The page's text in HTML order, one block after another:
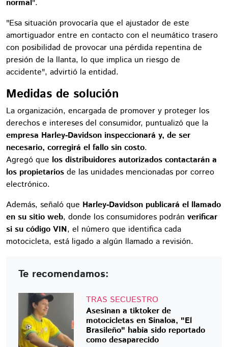
normal".
"Esa situación provocaría que el ajustador de este
amortiguador entre en contacto con el neumático trasero
con posibilidad de provocar una pérdida repentina de
presión de la llanta, lo que implica un riesgo de
accidente", advirtió la entidad.
Medidas de solución
La organización, encargada de promover y proteger los
derechos e intereses del consumidor, puntualizó que la
empresa Harley-Davidson inspeccionará y, de ser
necesario, corregirá el fallo sin costo.
Agregó que los distribuidores autorizados contactarán a
los propietarios de las unidades mencionadas por correo
electrónico.
Además, señaló que Harley-Davidson publicará el llamado
en su sitio web, donde los consumidores podrán verificar
si su código VIN, el número que identifica cada
motocicleta, está ligado a algún llamado a revisión.
Te recomendamos:
TRAS SECUESTRO
Asesinan a tiktoker de
motocicletas en Sinaloa, "El
Brasileño" había sido reportado
como desaparecido